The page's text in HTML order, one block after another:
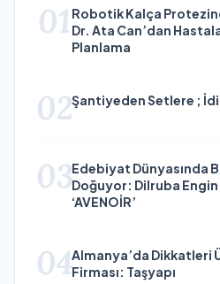
01 Robotik Kalça
Dr. Ata Can’dan
Planlama
02Şantiyeden Setlere ;
03Edebiyat Dünyasında
Doğuyor: Dilruba Engin
‘AVENOİR’
04Almanya’da Dikkatleri
Firması: Taşyapı